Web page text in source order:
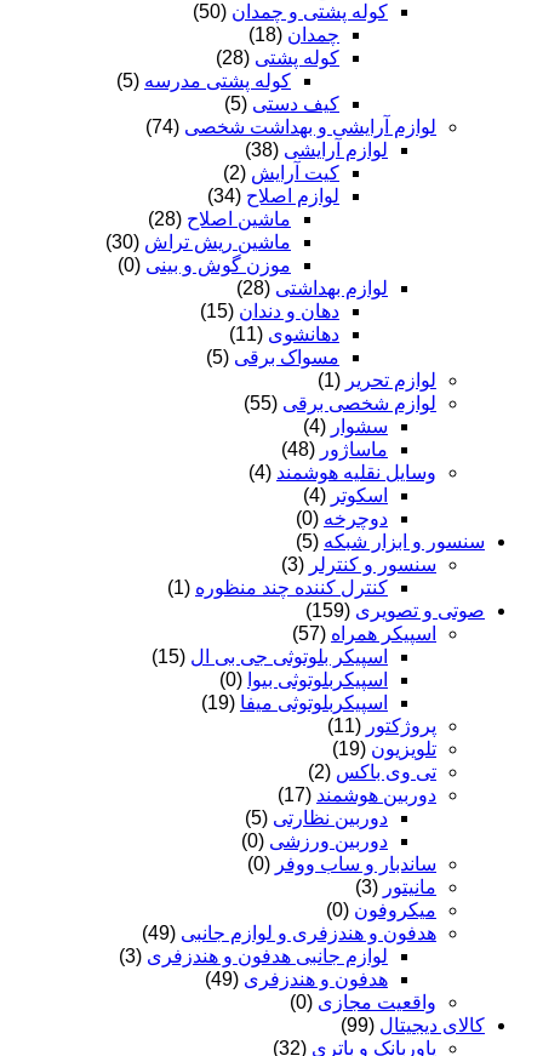
کوله پشتی و چمدان (50)
چمدان (18)
کوله پشتی (28)
کوله پشتی مدرسه (5)
کیف دستی (5)
لوازم آرایشی و بهداشت شخصی (74)
لوازم آرایشی (38)
کیت آرایش (2)
لوازم اصلاح (34)
ماشین اصلاح (28)
ماشین ریش تراش (30)
موزن گوش و بینی (0)
لوازم بهداشتی (28)
دهان و دندان (15)
دهانشوی (11)
مسواک برقی (5)
لوازم تحریر (1)
لوازم شخصی برقی (55)
سشوار (4)
ماساژور (48)
وسایل نقلیه هوشمند (4)
اسکوتر (4)
دوچرخه (0)
سنسور و ابزار شبکه (5)
سنسور و کنترلر (3)
کنترل کننده چند منظوره (1)
صوتی و تصویری (159)
اسپیکر همراه (57)
اسپیکر بلوتوثی جی بی ال (15)
اسپیکربلوتوثی بیوا (0)
اسپیکربلوتوثی میفا (19)
پروژکتور (11)
تلویزیون (19)
تی وی باکس (2)
دوربین هوشمند (17)
دوربین نظارتی (5)
دوربین ورزشی (0)
ساندبار و ساب ووفر (0)
مانیتور (3)
میکروفون (0)
هدفون و هندزفری و لوازم جانبی (49)
لوازم جانبی هدفون و هندزفری (3)
هدفون و هندزفری (49)
واقعیت مجازی (0)
کالای دیجیتال (99)
پاوربانک و باتری (32)